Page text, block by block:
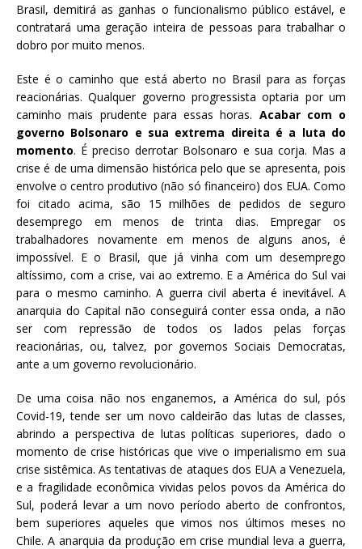
Brasil, demitirá as ganhas o funcionalismo público estável, e
contratará uma geração inteira de pessoas para trabalhar o
dobro por muito menos.
Este é o caminho que está aberto no Brasil para as forças
reacionárias. Qualquer governo progressista optaria por um
caminho mais prudente para essas horas. Acabar com o
governo Bolsonaro e sua extrema direita é a luta do
momento. É preciso derrotar Bolsonaro e sua corja. Mas a
crise é de uma dimensão histórica pelo que se apresenta, pois
envolve o centro produtivo (não só financeiro) dos EUA. Como
foi citado acima, são 15 milhões de pedidos de seguro
desemprego em menos de trinta dias. Empregar os
trabalhadores novamente em menos de alguns anos, é
impossível. E o Brasil, que já vinha com um desemprego
altíssimo, com a crise, vai ao extremo. E a América do Sul vai
para o mesmo caminho. A guerra civil aberta é inevitável. A
anarquia do Capital não conseguirá conter essa onda, a não
ser com repressão de todos os lados pelas forças
reacionárias, ou, talvez, por governos Sociais Democratas,
ante a um governo revolucionário.
De uma coisa não nos enganemos, a América do sul, pós
Covid-19, tende ser um novo caldeirão das lutas de classes,
abrindo a perspectiva de lutas políticas superiores, dado o
momento de crise históricas que vive o imperialismo em sua
crise sistêmica. As tentativas de ataques dos EUA a Venezuela,
e a fragilidade econômica vividas pelos povos da América do
Sul, poderá levar a um novo período aberto de confrontos,
bem superiores aqueles que vimos nos últimos meses no
Chile. A anarquia da produção em crise mundial leva a guerra,